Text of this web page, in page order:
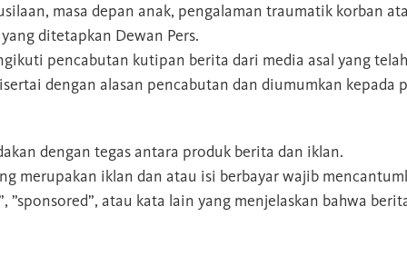
masa depan anak, pengalaman traumatik korban
ditetapkan Dewan Pers.
pencabutan kutipan berita dari media asal yang
dengan alasan pencabutan dan diumumkan kepada
dengan tegas antara produk berita dan iklan.
merupakan iklan dan atau isi berbayar wajib
”sponsored”, atau kata lain yang menjelaskan bahwa